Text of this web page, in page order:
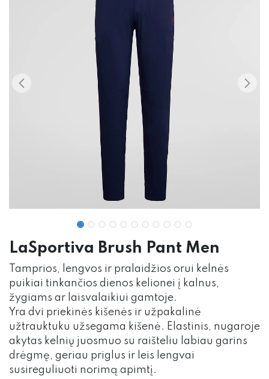
LaSportiva Brush Pant Men
Tamprios, lengvos ir pralaidžios orui kelnės
puikiai tinkančios dienos kelionei į kalnus,
žygiams ar laisvalaikiui gamtoje.
Yra dvi priekinės kišenės ir užpakalinė
užtrauktuku užsegama kišenė. Elastinis, nugaroje
akytas kelnių juosmuo su raišteliu labiau garins
drėgmę, geriau priglus ir leis lengvai
susireguliuoti norimą apimtį.